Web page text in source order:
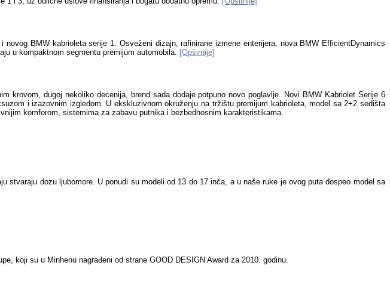
BMW kabrioleta serije 1. Osveženi dizajn, rafinirane izmene enterijera, nova BMW EfficientDynamics
u kompaktnom segmentu premijum automobila.
[Opširnije]
krovom, dugoj nekoliko decenija, brend sada dodaje potpuno novo poglavlje. Novi BMW Kabriolet Serije 6
i izazovnim izgledom. U ekskluzivnom okruženju na tržištu premijum kabrioleta, model sa 2+2 sedišta
komforom, sistemima za zabavu putnika i bezbednosnim karakteristikama.
dozu ljubomore. U ponudi su modeli od 13 do 17 inča, a u naše ruke je ovog puta dospeo model sa
koji su u Minhenu nagrađeni od strane GOOD DESIGN Award za 2010. godinu.